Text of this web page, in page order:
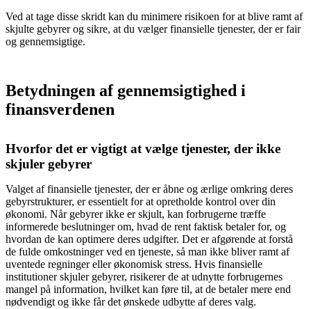
Ved at tage disse skridt kan du minimere risikoen for at blive ramt af
skjulte gebyrer og sikre, at du vælger finansielle tjenester, der er fair
og gennemsigtige.
Betydningen af gennemsigtighed i
finansverdenen
Hvorfor det er vigtigt at vælge tjenester, der ikke
skjuler gebyrer
Valget af finansielle tjenester, der er åbne og ærlige omkring deres
gebyrstrukturer, er essentielt for at opretholde kontrol over din
økonomi. Når gebyrer ikke er skjult, kan forbrugerne træffe
informerede beslutninger om, hvad de rent faktisk betaler for, og
hvordan de kan optimere deres udgifter. Det er afgørende at forstå
de fulde omkostninger ved en tjeneste, så man ikke bliver ramt af
uventede regninger eller økonomisk stress. Hvis finansielle
institutioner skjuler gebyrer, risikerer de at udnytte forbrugernes
mangel på information, hvilket kan føre til, at de betaler mere end
nødvendigt og ikke får det ønskede udbytte af deres valg.